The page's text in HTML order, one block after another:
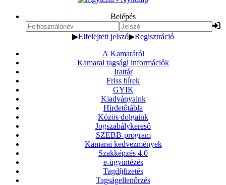
Belépés
▶Elfelejtett jelszó▶Regisztráció
A Kamaráról
Kamarai tagsági információk
Irattár
Friss hírek
GYIK
Kiadványaink
Hirdetőtábla
Közös dolgaink
Jogszabálykereső
SZEBB-program
Kamarai kedvezmények
Szakképzés 4.0
e-ügyintézés
Tagdíjfizetés
Tagságellenőrzés